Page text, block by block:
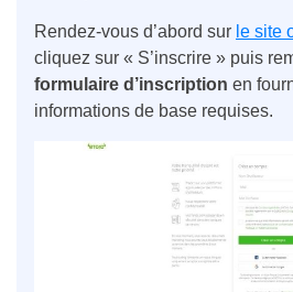
Rendez-vous d’abord sur le site
cliquez sur « S’inscrire » puis
formulaire d’inscription en
informations de base requises.